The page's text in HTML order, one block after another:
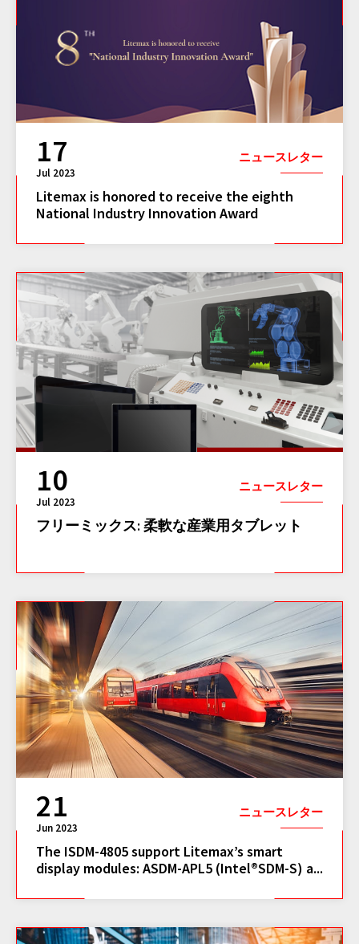
17
Jul 2023
ニュースレター
Litemax is honored to receive the eighth
National Industry Innovation Award
10
Jul 2023
ニュースレター
フリーミックス: 柔軟な産業用タブレット
21
Jun 2023
ニュースレター
The ISDM-4805 support Litemax’s smart
display modules: ASDM-APL5 (Intel®SDM-S) a...